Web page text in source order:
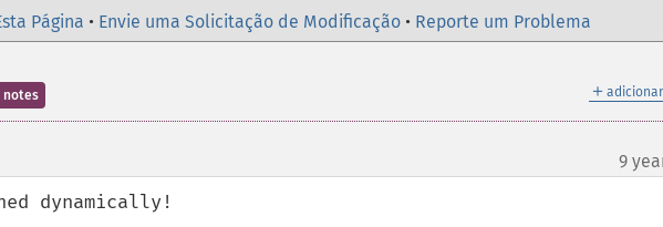
Página • Envie uma Solicitação de Modificação • Reporte um Problema
＋
notes
9
dynamically!